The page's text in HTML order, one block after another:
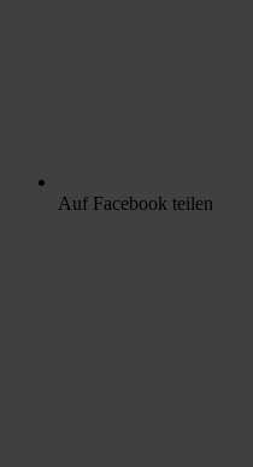
Auf Facebook teilen